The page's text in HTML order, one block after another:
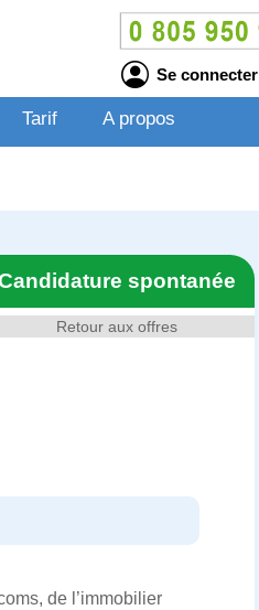
Se connecter
Tarif A propos
Retour aux offres
spontanée
de l’immobilier